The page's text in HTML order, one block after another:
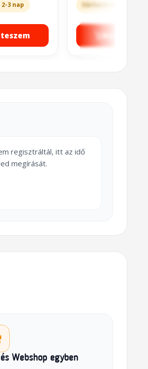
3 nap
Várható érkezés: 2-
Kosárba
regisztráltál, itt az idő
megírását.
Webshop egyben